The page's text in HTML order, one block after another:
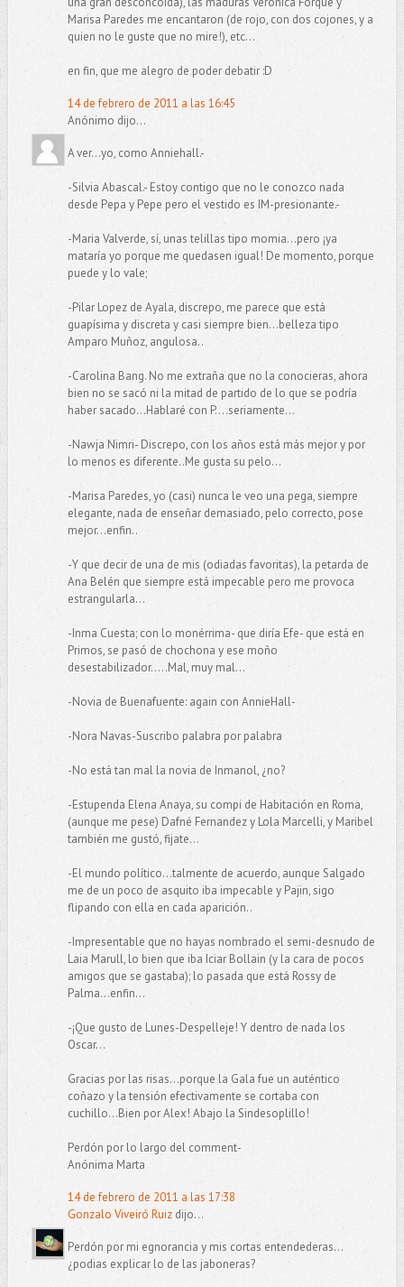
Marisa Paredes me encantaron (de rojo, con dos cojones, y a
quien no le guste que no mire!), etc...
en fin, que me alegro de poder debatir :D
14 de febrero de 2011 a las 16:45
Anónimo dijo...
A ver...yo, como Anniehall.-
-Silvia Abascal.- Estoy contigo que no le conozco nada
desde Pepa y Pepe pero el vestido es IM-presionante.-
-Maria Valverde, sí, unas telillas tipo momia...pero ¡ya
mataría yo porque me quedasen igual! De momento, porque
puede y lo vale;
-Pilar Lopez de Ayala, discrepo, me parece que está
guapísima y discreta y casi siempre bien...belleza tipo
Amparo Muñoz, angulosa..
-Carolina Bang. No me extraña que no la conocieras, ahora
bien no se sacó ni la mitad de partido de lo que se podría
haber sacado...Hablaré con P....seriamente...
-Nawja Nimri- Discrepo, con los años está más mejor y por
lo menos es diferente..Me gusta su pelo...
-Marisa Paredes, yo (casi) nunca le veo una pega, siempre
elegante, nada de enseñar demasiado, pelo correcto, pose
mejor...enfin..
-Y que decir de una de mis (odiadas favoritas), la petarda de
Ana Belén que siempre está impecable pero me provoca
estrangularla...
-Inma Cuesta; con lo monérrima- que diría Efe- que está en
Primos, se pasó de chochona y ese moño
desestabilizador.....Mal, muy mal...
-Novia de Buenafuente: again con AnnieHall-
-Nora Navas-Suscribo palabra por palabra
-No está tan mal la novia de Inmanol, ¿no?
-Estupenda Elena Anaya, su compi de Habitación en Roma,
(aunque me pese) Dafné Fernandez y Lola Marcelli, y Maribel
también me gustó, fijate...
-El mundo político...talmente de acuerdo, aunque Salgado
me de un poco de asquito iba impecable y Pajin, sigo
flipando con ella en cada aparición..
-Impresentable que no hayas nombrado el semi-desnudo de
Laia Marull, lo bien que iba Iciar Bollain (y la cara de pocos
amigos que se gastaba); lo pasada que está Rossy de
Palma...enfin...
-¡Que gusto de Lunes-Despelleje! Y dentro de nada los
Oscar...
Gracias por las risas...porque la Gala fue un auténtico
coñazo y la tensión efectivamente se cortaba con
cuchillo...Bien por Alex! Abajo la Sindesoplillo!
Perdón por lo largo del comment-
Anónima Marta
14 de febrero de 2011 a las 17:38
Gonzalo Viveiró Ruizdijo...
Perdón por mi egnorancia y mis cortas entendederas...
¿podias explicar lo de las jaboneras?